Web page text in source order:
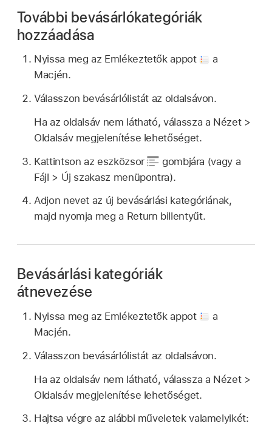
További bevásárlókategóriák
hozzáadása
Nyissa meg az Emlékeztetők appot
a
Macjén.
Válasszon bevásárlólistát az oldalsávon.
Ha az oldalsáv nem látható, válassza a Nézet >
Oldalsáv megjelenítése lehetőséget.
Kattintson az eszközsor
gombjára (vagy a
Fájl > Új szakasz menüpontra).
Adjon nevet az új bevásárlási kategóriának,
majd nyomja meg a Return billentyűt.
Bevásárlási kategóriák
átnevezése
Nyissa meg az Emlékeztetők appot
a
Macjén.
Válasszon bevásárlólistát az oldalsávon.
Ha az oldalsáv nem látható, válassza a Nézet >
Oldalsáv megjelenítése lehetőséget.
Hajtsa végre az alábbi műveletek valamelyikét: